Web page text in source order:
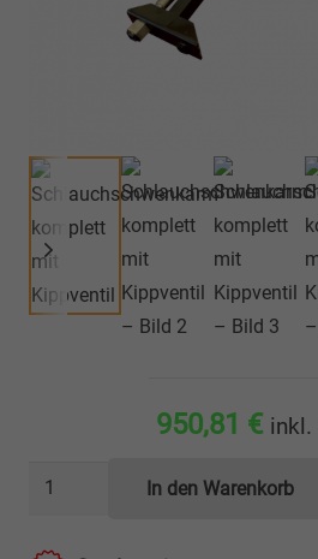
950,81 € inkl.
Schlauchschwenkarm
mit
In den Warenkorb